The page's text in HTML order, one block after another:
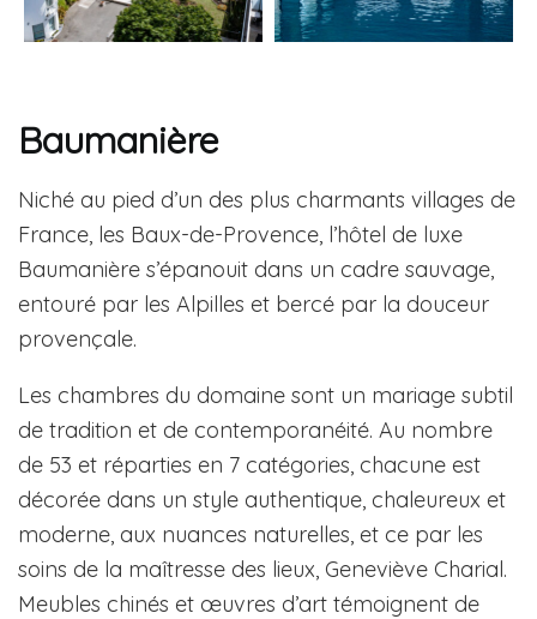
Baumanière
Niché au pied d’un des plus charmants villages de
France, les Baux-de-Provence, l’hôtel de luxe
Baumanière s’épanouit dans un cadre sauvage,
entouré par les Alpilles et bercé par la douceur
provençale.
Les chambres du domaine sont un mariage subtil
de tradition et de contemporanéité. Au nombre
de 53 et réparties en 7 catégories, chacune est
décorée dans un style authentique, chaleureux et
moderne, aux nuances naturelles, et ce par les
soins de la maîtresse des lieux, Geneviève Charial.
Meubles chinés et œuvres d’art témoignent de